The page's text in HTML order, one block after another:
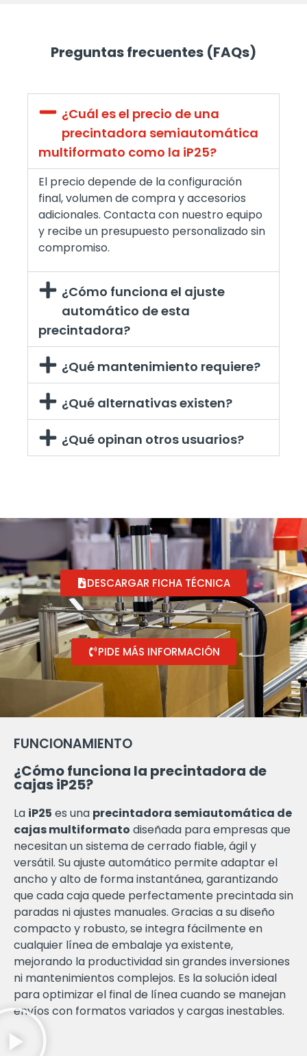
Preguntas frecuentes (FAQs)
¿Cuál es el precio de una
precintadora semiautomática
multiformato como la iP25?
El precio depende de la configuración
final, volumen de compra y accesorios
adicionales. Contacta con nuestro equipo
y recibe un presupuesto personalizado sin
compromiso.
¿Cómo funciona el ajuste
automático de esta
precintadora?
¿Qué mantenimiento requiere?
¿Qué alternativas existen?
¿Qué opinan otros usuarios?
DESCARGAR FICHA TÉCNICA
PIDE MÁS INFORMACIÓN
FUNCIONAMIENTO
¿Cómo funciona la precintadora de
cajas iP25?
La iP25 es una precintadora semiautomática de
cajas multiformato diseñada para empresas que
necesitan un sistema de cerrado fiable, ágil y
versátil. Su ajuste automático permite adaptar el
ancho y alto de forma instantánea, garantizando
que cada caja quede perfectamente precintada sin
paradas ni ajustes manuales. Gracias a su diseño
compacto y robusto, se integra fácilmente en
cualquier línea de embalaje ya existente,
mejorando la productividad sin grandes inversiones
ni mantenimientos complejos. Es la solución ideal
para optimizar el final de línea cuando se manejan
envíos con formatos variados y cargas inestables.